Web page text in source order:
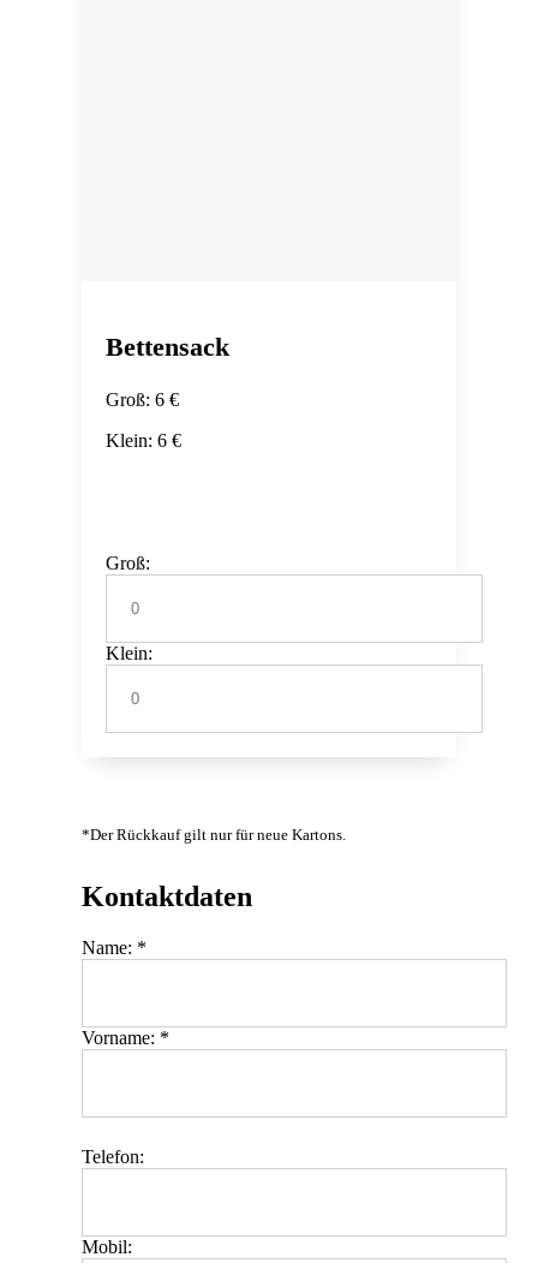
Bettensack
Groß: 6 €
Klein: 6 €
Groß:
Klein:
*Der Rückkauf gilt nur für neue Kartons.
Kontaktdaten
Name: *
Vorname: *
Telefon:
Mobil: